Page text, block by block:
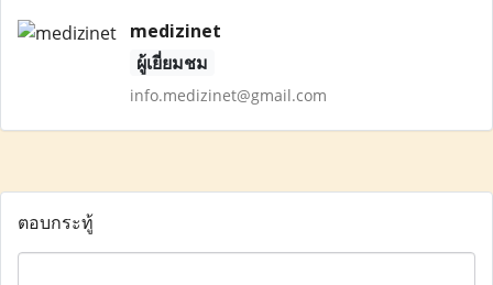
medizinet
ผู้เยี่ยมชม
info.medizinet@gmail.com
ตอบกระทู้